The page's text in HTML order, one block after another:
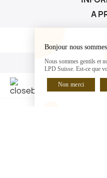
A
A
VOTRE
Bonjour nous sommes
Nous sommes gentils et
LPD Suisse. Est-ce que
Non merci